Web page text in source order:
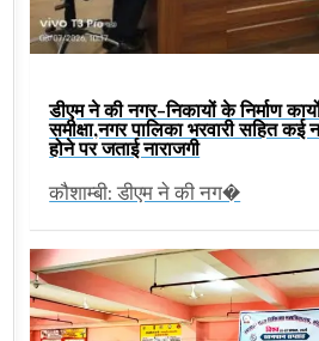
डीएम ने की नगर-निकायों के निर्माण
समीक्षा,नगर पालिका भरवारी सहित कई
होने पर जताई नाराजगी
कौशाम्बी: डीएम ने की नग�